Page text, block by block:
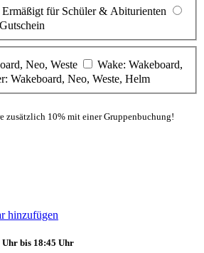
Ermäßigt für Schüler & Abiturienten
Gutschein
Neo, Weste
Wake: Wakeboard,
Wakeboard, Neo, Weste, Helm
zusätzlich 10% mit einer Gruppenbuchung!
hinzufügen
Uhr bis 18:45 Uhr